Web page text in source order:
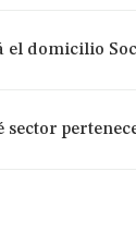
el domicilio
sector